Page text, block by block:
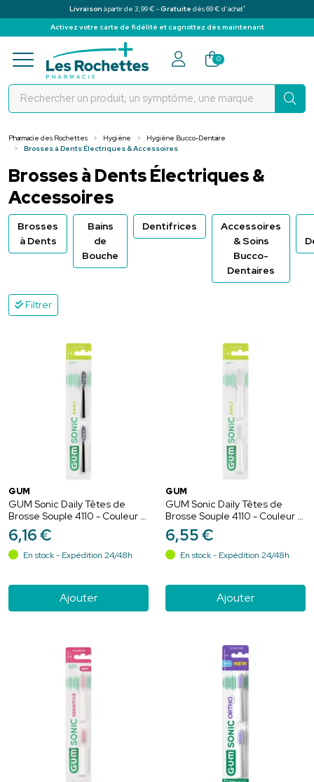
Livraison à partir de 3,99 € -Gratuite dès 69 € d’achat*
Activez votre carte de fidélité et cagnottez dès maintenant
Pharmacie des Rochettes Votre
0
Pharmacie des Rochettes Hygiène
Hygiène Bucco-Dentaire
Brosses à Dents Électriques & Accessoires
Brosses à Dents Électriques &
Accessoires
Brosses
à Dents
Bains
de
Bouche
Dentifrices
Accessoires
& Soins
Bucco-
Dentaires
Filtrer
GUM
GUM Sonic Daily Têtes de
Brosse Souple 4110 - Couleur :
Noir 2 - 2 unités
6,16€
En stock - Expédition 24/48h
Ajouter
GUM
GUM Sonic Daily Têtes de
Brosse Souple 4110 - Couleur :
Blanc - 2 unités
6,55€
En stock - Expédition 24/48h
Ajouter